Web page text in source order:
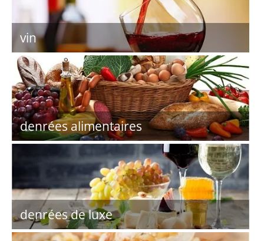
vin
denrées alimentaires
denrées de luxe